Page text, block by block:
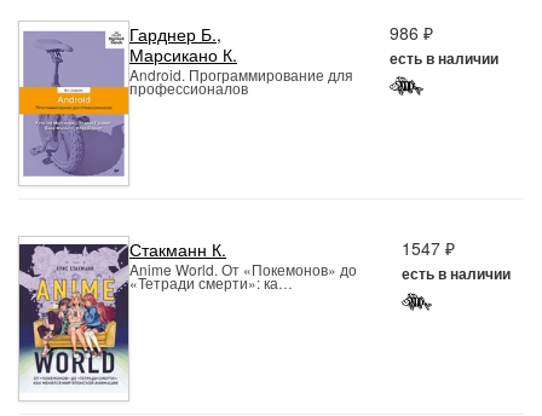
Гарднер Б.,
Марсикано К.
Android. Программирование для
профессионалов
986 ₽
есть в наличии
Стакманн К.
Anime World. От «Покемонов» до
«Тетради смерти»: ка…
1547 ₽
есть в наличии